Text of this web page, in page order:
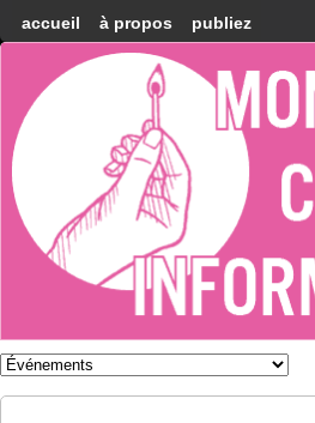
accueil à propos publiez
Montréal
Counter-
information